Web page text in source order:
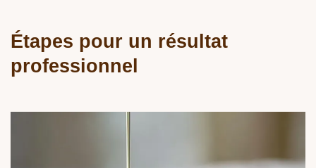
Étapes pour un résultat
professionnel